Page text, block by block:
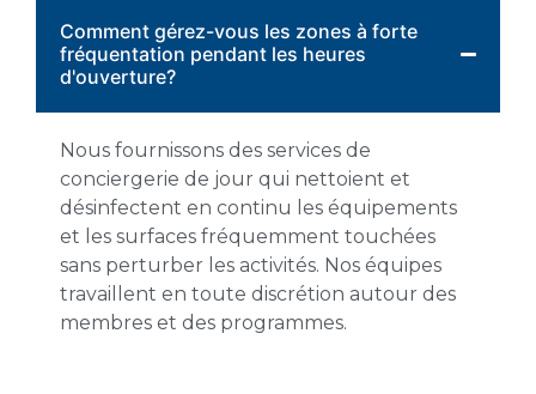
Comment gérez-vous les zones à forte
fréquentation pendant les heures
d'ouverture?
Nous fournissons des services de
conciergerie de jour qui nettoient et
désinfectent en continu les équipements
et les surfaces fréquemment touchées
sans perturber les activités. Nos équipes
travaillent en toute discrétion autour des
membres et des programmes.